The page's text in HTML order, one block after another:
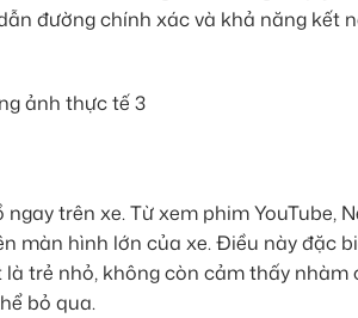
đường chính xác và khả năng kết
trên xe. Từ xem phim YouTube,
màn hình lớn của xe. Điều này đặc
trẻ nhỏ, không còn cảm thấy nhàm
bỏ qua.